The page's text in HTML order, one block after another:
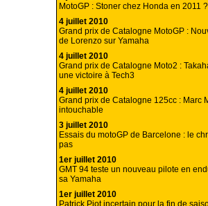
MotoGP : Stoner chez Honda en 2011 ?
4 juillet 2010
Grand prix de Catalogne MotoGP :
de Lorenzo sur Yamaha
4 juillet 2010
Grand prix de Catalogne Moto2 :
une victoire à Tech3
4 juillet 2010
Grand prix de Catalogne 125cc : Marc
intouchable
3 juillet 2010
Essais du motoGP de Barcelone : le
pas
1er juillet 2010
GMT 94 teste un nouveau pilote en
sa Yamaha
1er juillet 2010
Patrick Piot incertain pour la fin de